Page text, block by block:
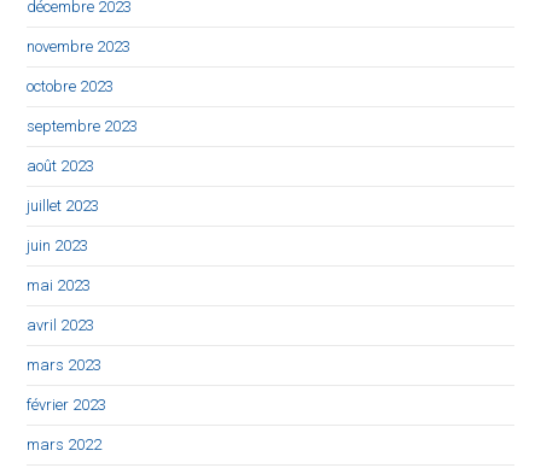
décembre 2023
novembre 2023
octobre 2023
septembre 2023
août 2023
juillet 2023
juin 2023
mai 2023
avril 2023
mars 2023
février 2023
mars 2022